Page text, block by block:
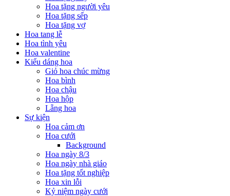
Hoa tặng người yêu
Hoa tặng sếp
Hoa tặng vợ
Hoa tang lễ
Hoa tình yêu
Hoa valentine
Kiểu dáng hoa
Giỏ hoa chúc mừng
Hoa bình
Hoa chậu
Hoa hộp
Lẵng hoa
Sự kiện
Hoa cảm ơn
Hoa cưới
Background
Hoa ngày 8/3
Hoa ngày nhà giáo
Hoa tặng tốt nghiệp
Hoa xin lỗi
Kỷ niệm ngày cưới